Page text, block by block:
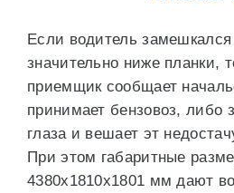
Если водитель
значительно ниже планки,
приемщик сообщает
принимает бензовоз, либо
глаза и вешает эт
При этом габаритные
4380х1810х1801 мм дают